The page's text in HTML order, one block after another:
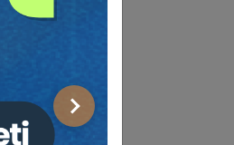
Sonraki